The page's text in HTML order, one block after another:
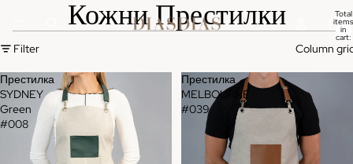
Total
items
in
cart:
0
Кожни Престилки
Filter Column
Престилка
SYDNEY
Green
#008
Престилка
MELBOURNE
#039